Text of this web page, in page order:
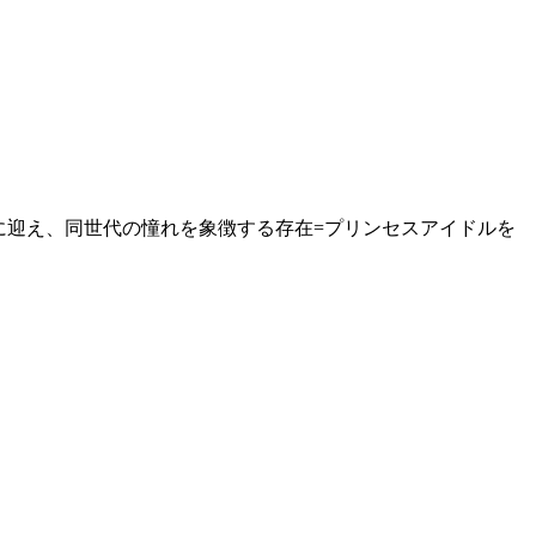
え、同世代の憧れを象徴する存在=プリンセスアイドルを